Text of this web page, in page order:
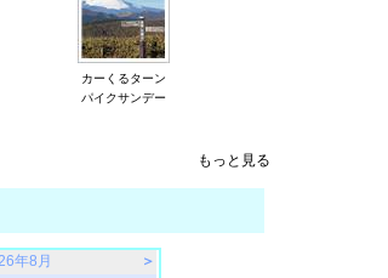
カーくるターン
パイクサンデー
もっと見る
年8月
＞